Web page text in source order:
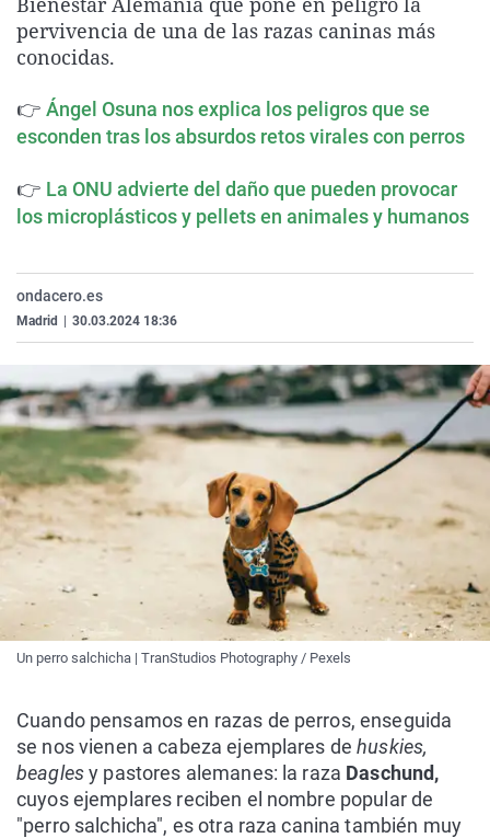
La rosa de los vientos
Caso
Operación Viuda
Extremadura
Navarra
Virales
pervivencia de una de las razas caninas más
conocidas.
👉 Ángel Osuna nos explica los peligros que se
esconden tras los absurdos retos virales con perros
👉 La ONU advierte del daño que pueden provocar
los microplásticos y pellets en animales y humanos
ondacero.es
Madrid 30.03.2024 18:36
Un perro salchicha | TranStudios Photography / Pexels
Cuando pensamos en razas de perros, enseguida
se nos vienen a cabeza ejemplares dehuskies,
beaglesy pastores alemanes: la raza Daschund,
cuyos ejemplares reciben el nombre popular de
"perro salchicha", es otra raza canina también muy